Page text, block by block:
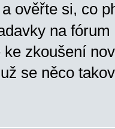
a ověřte si, co
na
zkoušení
se něco